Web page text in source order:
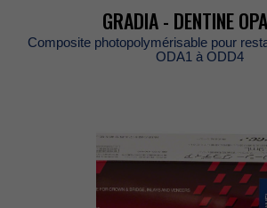
GRADIA-
ODA1àODD4